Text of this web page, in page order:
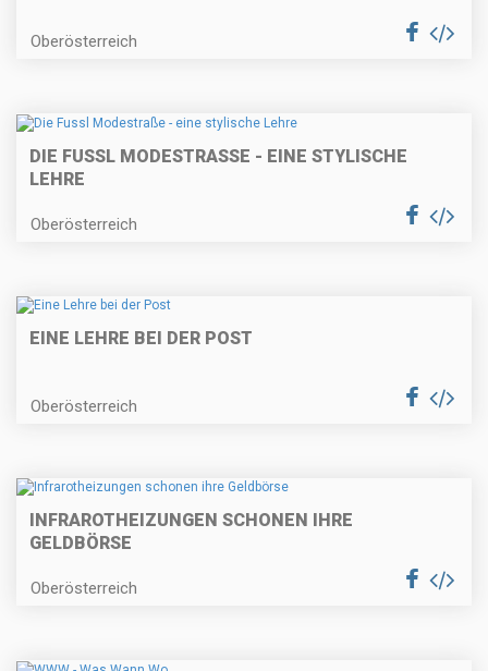
Oberösterreich
DIE FUSSL MODESTRASSE - EINE STYLISCHE L
EHRE
Oberösterreich
EINE LEHRE BEI DER POST
Oberösterreich
INFRAROTHEIZUNGEN SCHONEN IHRE
GELDBÖRSE
Oberösterreich